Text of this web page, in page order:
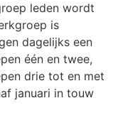
leden wordt
is
dagelijks een
één en twee,
drie tot en met
januari in touw